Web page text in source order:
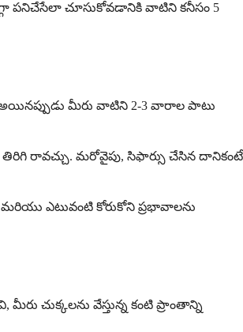
పనిచేసేలా చూసుకోవడానికి వాటిని కనీసం 5
అయినప్పుడు మీరు వాటిని 2-3 వారాల పాటు
రావచ్చు. మరోవైపు, సిఫార్సు చేసిన దానికంటే
మరియు ఎటువంటి కోరుకోని ప్రభావాలను
వేస్తున్న కంటి ప్రాంతాన్ని